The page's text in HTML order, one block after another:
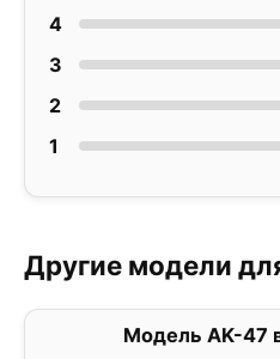
4
3
2
1
Другие модели
Модель AK-47